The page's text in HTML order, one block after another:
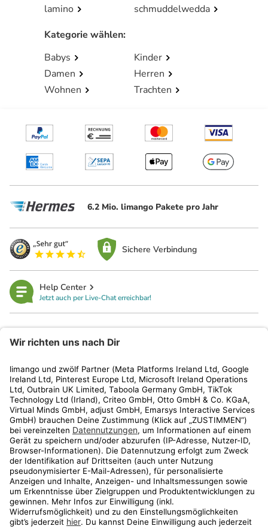
lamino
schmuddelwedda
Kategorie wählen:
Babys
Kinder
Damen
Herren
Wohnen
Trachten
6.2 Mio. limango Pakete pro Jahr
Sichere Verbindung
Help Center
Jetzt auch per Live-Chat erreichbar!
Kundenservice
Shop
Aktionen
Travel